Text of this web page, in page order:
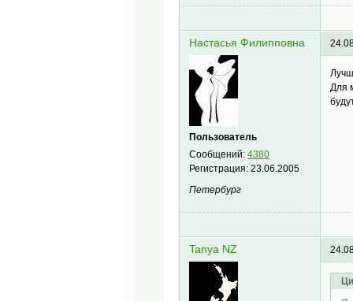
Настасья Филипповна
Пользователь
Сообщений:4380
Регистрация:23.06.2005
Петербург
Для
Tanya NZ